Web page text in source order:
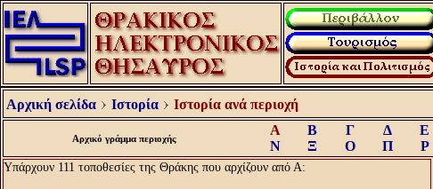
Αρχική σελίδα
Ιστορία Ιστορία ανά περιοχή
Αρχικό γράμμα περιοχής
Α Β Γ Δ Ε
Ν
Ξ Ο Π Ρ
Υπάρχουν 111 τοποθεσίες της Θράκης που αρχίζουν από Α: